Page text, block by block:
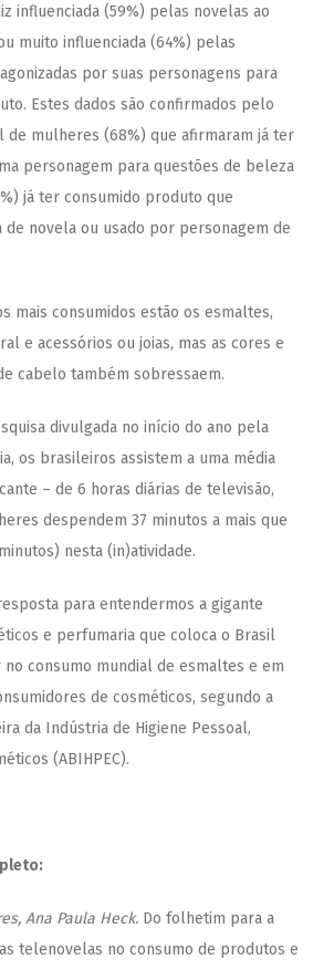
influenciada (59%) pelas novelas ao
muito influenciada (64%) pelas
por suas personagens para
Estes dados são confirmados pelo
de mulheres (68%) que afirmaram já ter
personagem para questões de beleza
já ter consumido produto que
de novela ou usado por personagem de
mais consumidos estão os esmaltes,
e acessórios ou joias, mas as cores e
cabelo também sobressaem.
divulgada no início do ano pela
, os brasileiros assistem a uma média
– de 6 horas diárias de televisão,
despendem 37 minutos a mais que
nesta (in)atividade.
para entendermos a gigante
e perfumaria que coloca o Brasil
consumo mundial de esmaltes e em
de cosméticos, segundo a
da Indústria de Higiene Pessoal,
(ABIHPEC).
Ana Paula Heck. Do folhetim para a
telenovelas no consumo de produtos e